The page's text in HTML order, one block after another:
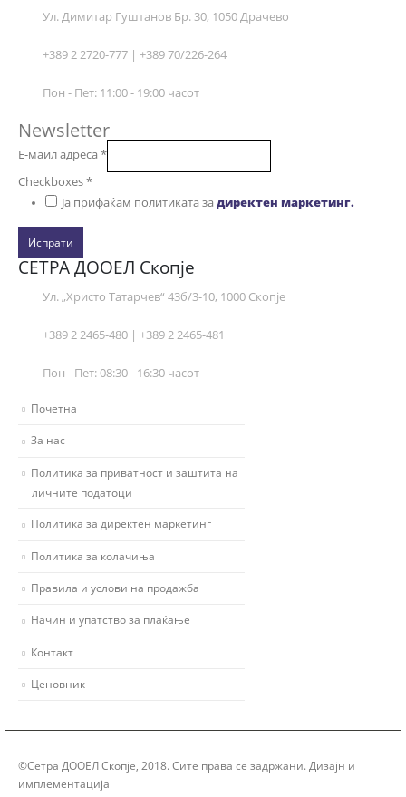
Ул. Димитар Гуштанов Бр. 30, 1050 Драчево
+389 2 2720-777 | +389 70/226-264
Пон - Пет: 11:00 - 19:00 часот
Newsletter
Е-маил адреса*
Checkboxes*
Ја прифаќам политиката задиректен маркетинг.
Испрати
СЕТРА ДООЕЛ Скопје
Ул. „Христо Татарчев“ 43б/3-10, 1000 Скопје
+389 2 2465-480 | +389 2 2465-481
Пон - Пет: 08:30 - 16:30 часот
Почетна
За нас
Политика за приватност и заштита на
личните податоци
Политика за директен маркетинг
Политика за колачиња
Правила и услови на продажба
Начин и упатство за плаќање
Контакт
Ценовник
©Сетра ДООЕЛ Скопје, 2018. Сите права се задржани. Дизајн и
имплементација